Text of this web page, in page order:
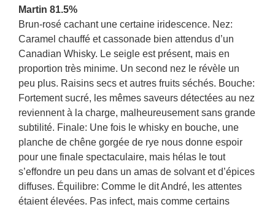
Martin 81.5%
Brun-rosé cachant une certaine iridescence. Nez:
Caramel chauffé et cassonade bien attendus d’un
Canadian Whisky. Le seigle est présent, mais en
proportion très minime. Un second nez le révèle un
peu plus. Raisins secs et autres fruits séchés. Bouche:
Fortement sucré, les mêmes saveurs détectées au nez
reviennent à la charge, malheureusement sans grande
subtilité. Finale: Une fois le whisky en bouche, une
planche de chêne gorgée de rye nous donne espoir
pour une finale spectaculaire, mais hélas le tout
s’effondre un peu dans un amas de solvant et d’épices
diffuses. Équilibre: Comme le dit André, les attentes
étaient élevées. Pas infect, mais comme certains